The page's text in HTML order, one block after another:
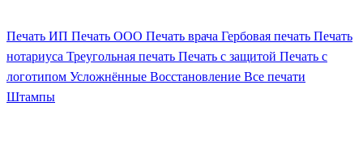
Печать ИП Печать ООО Печать врача Гербовая печать Печать
нотариуса Треугольная печать Печать с защитой Печать с
логотипом Усложнённые Восстановление Все печати
Штампы